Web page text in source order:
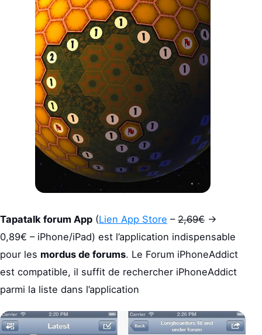
Tapatalk forum App (Lien App Store – 2,69€ ->
0,89€ – iPhone/iPad) est l’application indispensable
pour les mordus de forums. Le Forum iPhoneAddict
est compatible, il suffit de rechercher iPhoneAddict
parmi la liste dans l’application